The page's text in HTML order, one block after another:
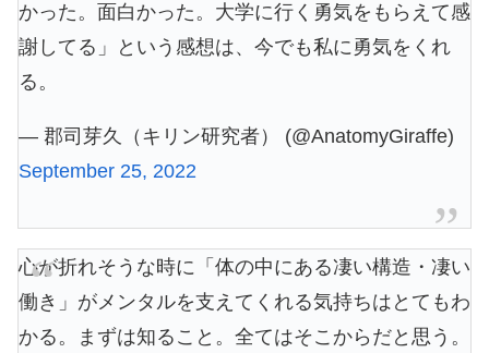
かった。面白かった。大学に行く勇気をもらえて感
謝してる」という感想は、今でも私に勇気をくれ
る。
— 郡司芽久（キリン研究者） (@AnatomyGiraffe)
September 25, 2022
心が折れそうな時に「体の中にある凄い構造・凄い
働き」がメンタルを支えてくれる気持ちはとてもわ
かる。まずは知ること。全てはそこからだと思う。